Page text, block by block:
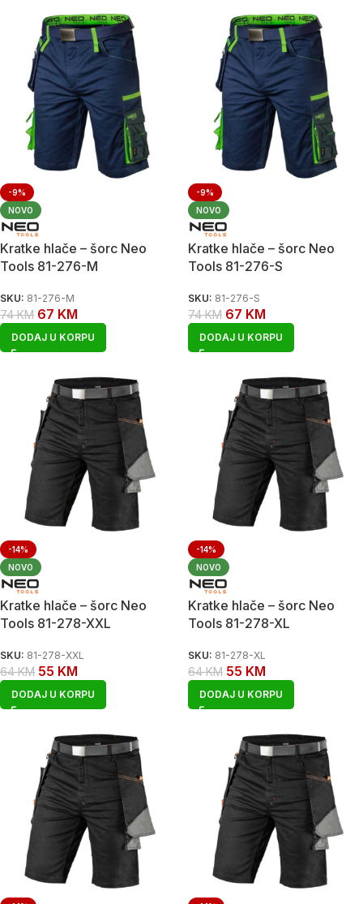
-9%
NOVO
Kratke hlače – šorc Neo
Tools 81-276-M
SKU: 81-276-M
74KM 67 KM
DODAJ U KORPU
-9%
NOVO
Kratke hlače – šorc Neo
Tools 81-276-S
SKU: 81-276-S
74KM 67 KM
DODAJ U KORPU
-14%
NOVO
Kratke hlače – šorc Neo
Tools 81-278-XXL
SKU: 81-278-XXL
64KM 55 KM
DODAJ U KORPU
-14%
NOVO
Kratke hlače – šorc Neo
Tools 81-278-XL
SKU: 81-278-XL
64KM 55 KM
DODAJ U KORPU